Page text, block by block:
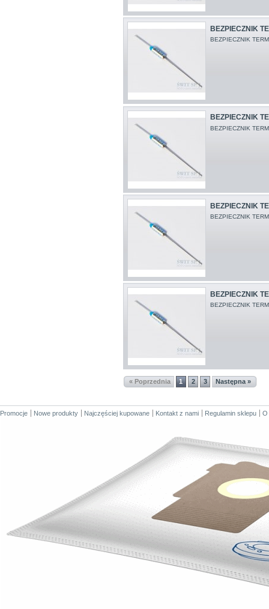
BEZPIECZNIK
BEZPIECZNIK
BEZPIECZNIK
BEZPIECZNIK
BEZPIECZNIK
BEZPIECZNIK
BEZPIECZNIK
BEZPIECZNIK
« Poprzednia 1 2 3 Następna »
Promocje Nowe produkty Najczęściej kupowane Kontakt z nami Regulamin sklepu O